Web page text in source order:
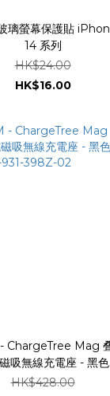
璃螢幕保護貼
14 系列
HK$24.00
HK$16.00
ChargeTree Mag
吸無線充電座 - 黑色
931-398Z-02
HK$428.00